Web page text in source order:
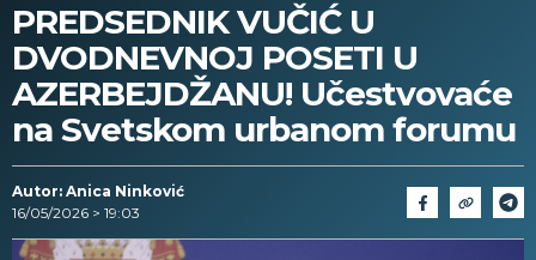
PREDSEDNIK VUČIĆ U
DVODNEVNOJ POSETI U
AZERBEJDŽANU! Učestvovaće
na Svetskom urbanom forumu
Autor: Anica Ninković
16/05/2026 > 19:03